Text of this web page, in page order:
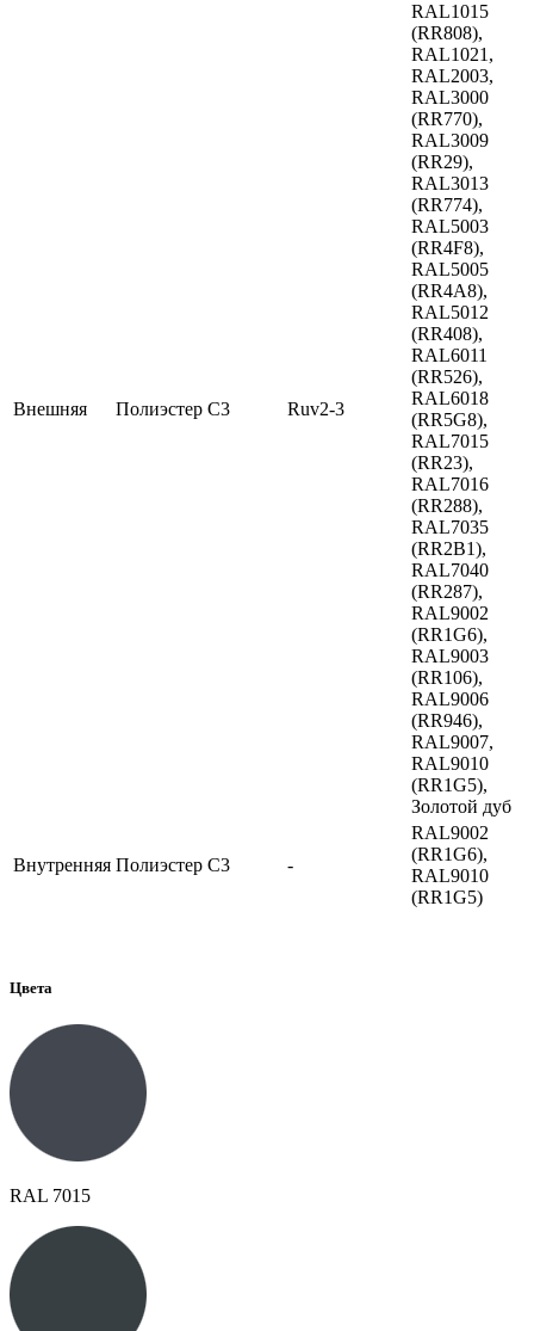
Внешняя Полиэстер C3 Ruv2-3
RAL1015
(RR808),
RAL1021,
RAL2003,
RAL3000
(RR770),
RAL3009
(RR29),
RAL3013
(RR774),
RAL5003
(RR4F8),
RAL5005
(RR4A8),
RAL5012
(RR408),
RAL6011
(RR526),
RAL6018
(RR5G8),
RAL7015
(RR23),
RAL7016
(RR288),
RAL7035
(RR2B1),
RAL7040
(RR287),
RAL9002
(RR1G6),
RAL9003
(RR106),
RAL9006
(RR946),
RAL9007,
RAL9010
(RR1G5),
Золотой дуб
Внутренняя Полиэстер C3 -
RAL9002
(RR1G6),
RAL9010
(RR1G5)
Цвета
RAL 7015